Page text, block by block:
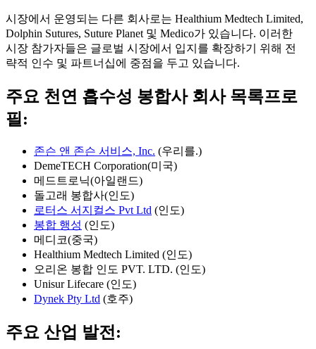
시장에서 운영되는 다른 회사로는 Healthium Medtech Limited,
Dolphin Sutures, Suture Planet 및 Medico가 있습니다. 이러한
시장 참가자들은 글로벌 시장에서 입지를 확장하기 위해 전
략적 인수 및 파트너십에 중점을 두고 있습니다.
주요 천연 흡수성 봉합사 회사 목록프로
필:
존슨 앤 존슨 서비스, Inc. (우리를.)
DemeTECH Corporation(미국)
메드트로닉(아일랜드)
돌고래 봉합사(인도)
로터스 서지컬스 Pvt Ltd (인도)
봉합 행성 (인도)
메디코(중국)
Healthium Medtech Limited (인도)
오리온 봉합 인도 PVT. LTD. (인도)
Unisur Lifecare (인도)
Dynek Pty Ltd (호주)
주요 산업 발전: